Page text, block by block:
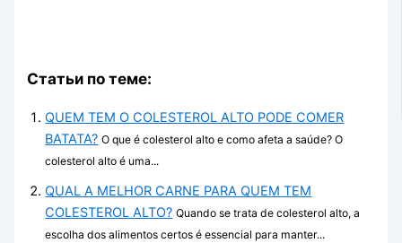
Статьи по теме:
QUEM TEM O COLESTEROL ALTO PODE COMER
BATATA? O que é colesterol alto e como afeta a saúde? O
colesterol alto é uma...
QUAL A MELHOR CARNE PARA QUEM TEM
COLESTEROL ALTO? Quando se trata de colesterol alto, a
escolha dos alimentos certos é essencial para manter...